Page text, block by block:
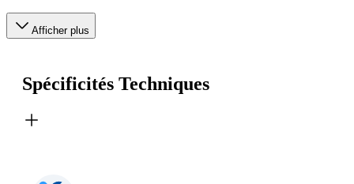
Afficher plus
Spécificités Techniques